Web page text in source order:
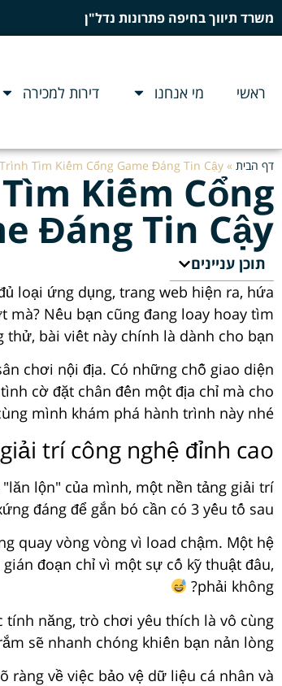
משרד תיווך בחיפה פתרונות נדל"ן
ראשי מי אנחנו דירות למכירה
דף הבית »
Tìm Kiếm Cổng Game Đáng Tin Cậy
Kiếm Cổng
Đáng Tin Cậy
תוכן עניינים
loại ứng dụng, trang web hiện ra, hứa
Nếu bạn cũng đang loay hoay tìm
bài viết này chính là dành cho bạn.
chơi nội địa. Có những chỗ giao diện
cờ đặt chân đến một địa chỉ mà cho
mình khám phá hành trình này nhé.
trí công nghệ đỉnh cao?
lộn" của mình, một nền tảng giải trí
đáng để gắn bó cần có 3 yếu tố sau:
quay vòng vòng vì load chậm. Một hệ
đoạn chỉ vì một sự cố kỹ thuật đâu,
phải không?
năng, trò chơi yêu thích là vô cùng
sẽ nhanh chóng khiến bạn nản lòng.
về việc bảo vệ dữ liệu cá nhân và